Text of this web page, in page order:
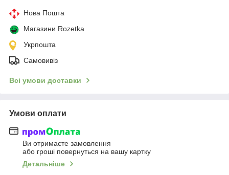
Нова Пошта
Магазини Rozetka
Укрпошта
Самовивіз
Всі умови доставки
Умови оплати
Ви отримаєте замовлення
або гроші повернуться на вашу картку
Детальніше